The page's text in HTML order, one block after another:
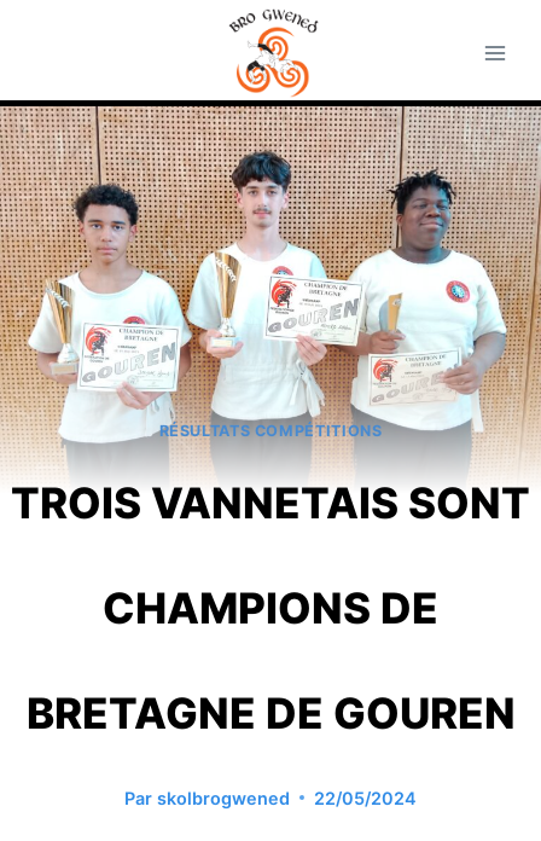
RÉSULTATS COMPÉTITIONS
TROIS VANNETAIS SONT
CHAMPIONS DE
BRETAGNE DE GOUREN
Par skolbrogwened 22/05/2024